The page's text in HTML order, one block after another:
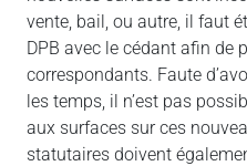
vente, bail, ou autre, il faut
DPB avec le cédant afin de
correspondants. Faute
les temps, il n’est pas
aux surfaces sur ces
statutaires doivent